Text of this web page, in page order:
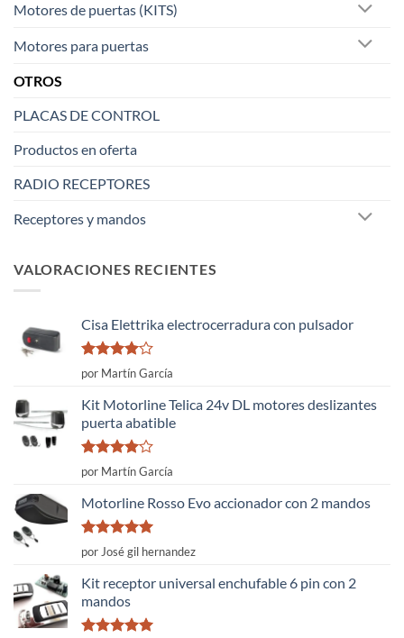
Motores de puertas (KITS)
Motores para puertas
OTROS
PLACAS DE CONTROL
Productos en oferta
RADIO RECEPTORES
Receptores y mandos
VALORACIONES RECIENTES
Cisa Elettrika electrocerradura con pulsador
Valorado
con
5
por Martín García
Kit Motorline Telica 24v DL motores deslizantes
puerta abatible
Valorado
con
5
por Martín García
Motorline Rosso Evo accionador con 2 mandos
Valorado
con
de 5
por José gil hernandez
Kit receptor universal enchufable 6 pin con 2
mandos